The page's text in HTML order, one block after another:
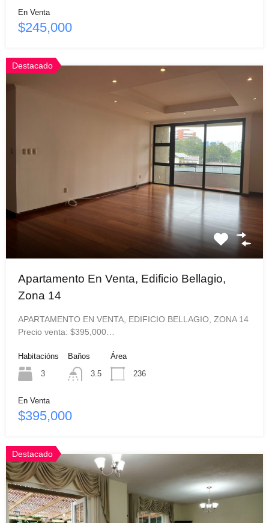
En Venta
$245,000
Destacado
Apartamento En Venta, Edificio Bellagio,
Zona 14
APARTAMENTO EN VENTA, EDIFICIO BELLAGIO, ZONA 14
Precio venta: $395,000…
Habitacións
3
Baños
3.5
Área
236
En Venta
$395,000
Destacado